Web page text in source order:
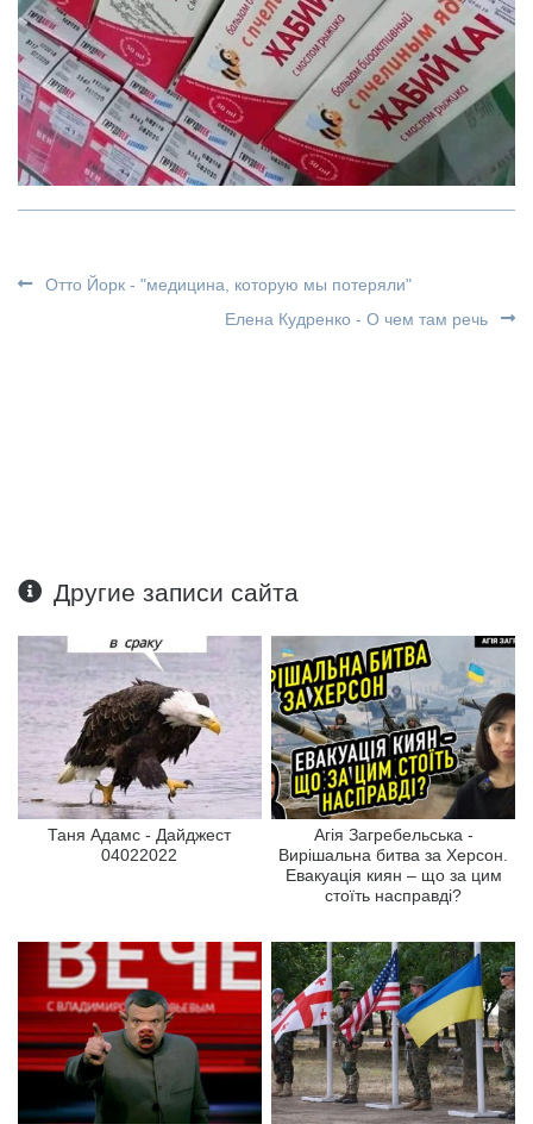
Отто Йорк - "медицина, которую мы потеряли"
Елена Кудренко - О чем там речь
Другие записи сайта
Таня Адамс - Дайджест
04022022
Агія Загребельська -
Вирішальна битва за Херсон.
Евакуація киян – що за цим
стоїть насправді?